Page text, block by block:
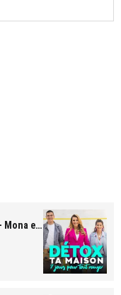
- Mona et